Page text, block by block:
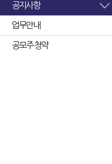
공지사항
업무안내
공모주 청약